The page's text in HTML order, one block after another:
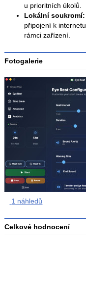
u prioritních úkolů.
Lokální soukromí:
připojení k
rámci zařízení.
Fotogalerie
1 náhledů
Celkové hodnocení